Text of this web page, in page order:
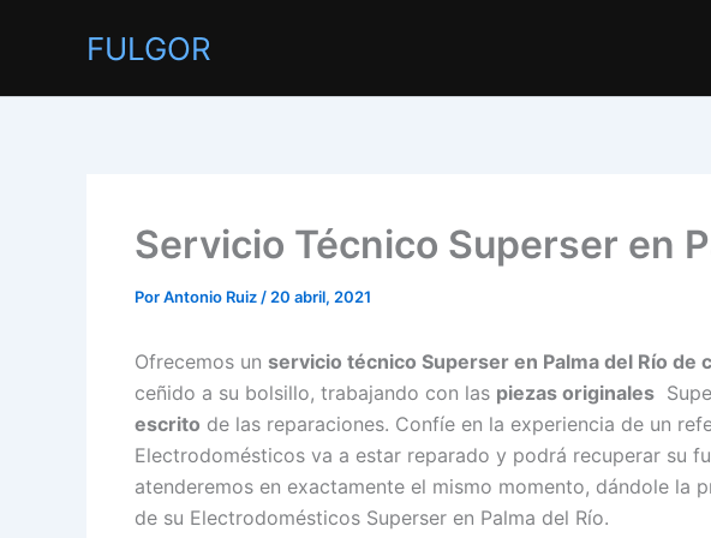
FULGOR
Servicio Técnico Superser en
PorAntonio Ruiz / 20 abril, 2021
Ofrecemos un servicio técnico Superser en Palma del Río de
ceñido a su bolsillo, trabajando con las piezas originales
escrito de las reparaciones. Confíe en la experiencia de un
Electrodomésticos va a estar reparado y podrá recuperar su
atenderemos en exactamente el mismo momento, dándole la
de su Electrodomésticos Superser en Palma del Río.